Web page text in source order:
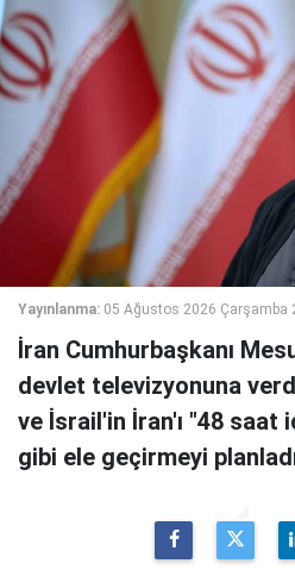
Yayınlanma: 05 Ağustos 2026 Çarşamba
İran Cumhurbaşkanı
devlet televizyonuna
ve İsrail'in İran'ı "48 saat
gibi ele geçirmeyi